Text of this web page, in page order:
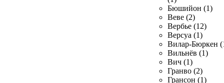
Бюшийон (1)
Веве (2)
Вербье (12)
Версуа (1)
Вилар-Бюркен
Вильнёв (1)
Вич (1)
Гранво (2)
Грансон (1)